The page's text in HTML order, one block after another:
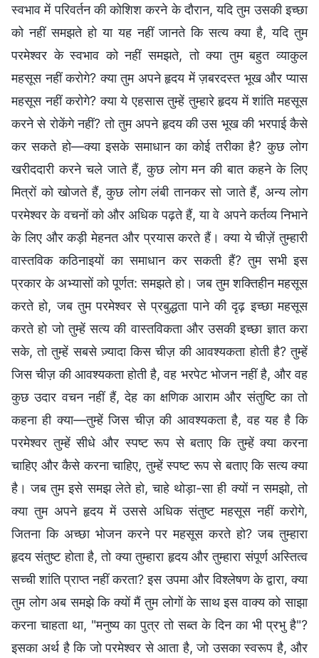
स्वभाव में परिवर्तन की कोशिश करने के दौरान, यदि तुम उसकी इच्छा
को नहीं समझते हो या यह नहीं जानते कि सत्य क्या है, यदि तुम
परमेश्वर के स्वभाव को नहीं समझते, तो क्या तुम बहुत व्याकुल
महसूस नहीं करोगे? क्या तुम अपने हृदय में ज़बरदस्त भूख और प्यास
महसूस नहीं करोगे? क्या ये एहसास तुम्हें तुम्हारे हृदय में शांति महसूस
करने से रोकेंगे नहीं? तो तुम अपने हृदय की उस भूख की भरपाई कैसे
कर सकते हो—क्या इसके समाधान का कोई तरीका है? कुछ लोग
खरीददारी करने चले जाते हैं, कुछ लोग मन की बात कहने के लिए
मित्रों को खोजते हैं, कुछ लोग लंबी तानकर सो जाते हैं, अन्य लोग
परमेश्वर के वचनों को और अधिक पढ़ते हैं, या वे अपने कर्तव्य निभाने
के लिए और कड़ी मेहनत और प्रयास करते हैं। क्या ये चीज़ें तुम्हारी
वास्तविक कठिनाइयों का समाधान कर सकती हैं? तुम सभी इस
प्रकार के अभ्यासों को पूर्णत: समझते हो। जब तुम शक्तिहीन महसूस
करते हो, जब तुम परमेश्वर से प्रबुद्धता पाने की दृढ़ इच्छा महसूस
करते हो जो तुम्हें सत्य की वास्तविकता और उसकी इच्छा ज्ञात करा
सके, तो तुम्हें सबसे ज़्यादा किस चीज़ की आवश्यकता होती है? तुम्हें
जिस चीज़ की आवश्यकता होती है, वह भरपेट भोजन नहीं है, और वह
कुछ उदार वचन नहीं हैं, देह का क्षणिक आराम और संतुष्टि का तो
कहना ही क्या—तुम्हें जिस चीज़ की आवश्यकता है, वह यह है कि
परमेश्वर तुम्हें सीधे और स्पष्ट रूप से बताए कि तुम्हें क्या करना
चाहिए और कैसे करना चाहिए, तुम्हें स्पष्ट रूप से बताए कि सत्य क्या
है। जब तुम इसे समझ लेते हो, चाहे थोड़ा-सा ही क्यों न समझो, तो
क्या तुम अपने हृदय में उससे अधिक संतुष्ट महसूस नहीं करोगे,
जितना कि अच्छा भोजन करने पर महसूस करते हो? जब तुम्हारा
हृदय संतुष्ट होता है, तो क्या तुम्हारा हृदय और तुम्हारा संपूर्ण अस्तित्व
सच्ची शांति प्राप्त नहीं करता? इस उपमा और विश्लेषण के द्वारा, क्या
तुम लोग अब समझे कि क्यों मैं तुम लोगों के साथ इस वाक्य को साझा
करना चाहता था, "मनुष्य का पुत्र तो सब्त के दिन का भी प्रभु है"?
इसका अर्थ है कि जो परमेश्वर से आता है, जो उसका स्वरूप है, और